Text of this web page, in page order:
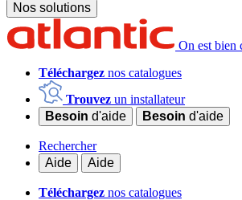
Nos solutions
On est bien
Téléchargez nos catalogues
Trouvez un installateur
Besoin d'aide Besoin d'aide
Rechercher
Aide
Aide
Téléchargez nos catalogues